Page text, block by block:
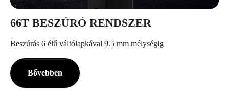
66T BESZÚRÓ RENDSZER
Beszúrás 6 élű váltólapkával 9.5 mm mélységig
Bővebben